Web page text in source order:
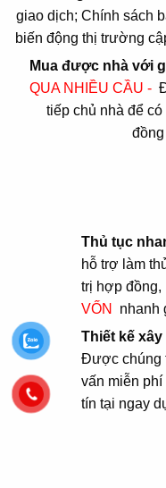
giao dịch; Chính sách
biến động thị trường
Mua được nhà với
QUA NHIỀU CẦU -
tiếp chủ nhà để
Thủ tục
hỗ trợ làm
trị hợp
VỐN
nhanh
Thiết kế
Được chúng
vấn miễn
tín tại ngay